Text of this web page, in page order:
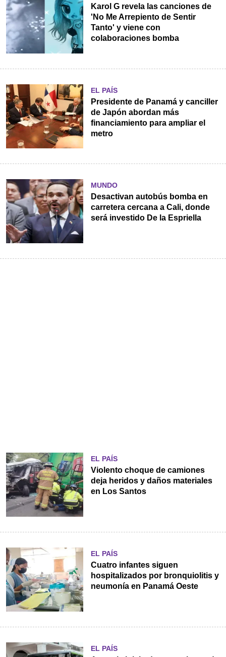
Karol G revela las canciones de
'No Me Arrepiento de Sentir
Tanto' y viene con
colaboraciones bomba
EL PAÍS
Presidente de Panamá y canciller
de Japón abordan más
financiamiento para ampliar el
metro
MUNDO
Desactivan autobús bomba en
carretera cercana a Cali, donde
será investido De la Espriella
EL PAÍS
Violento choque de camiones
deja heridos y daños materiales
en Los Santos
EL PAÍS
Cuatro infantes siguen
hospitalizados por bronquiolitis y
neumonía en Panamá Oeste
EL PAÍS